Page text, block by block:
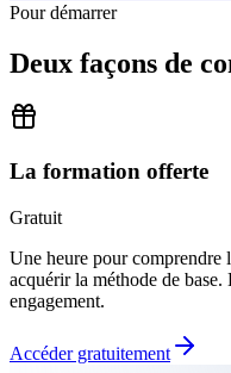
Pour démarrer
Deux façons de
La formation offerte
Gratuit
Une heure pour comprendre
acquérir la méthode de
engagement.
Accéder gratuitement